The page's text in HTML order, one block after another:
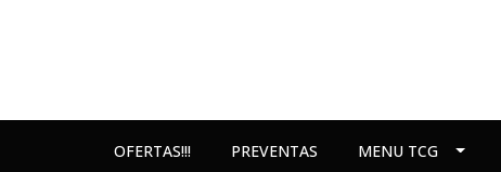
OFERTAS!!! PREVENTAS MENU TCG